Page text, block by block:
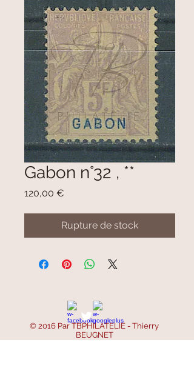
Gabon n°32 , **
120,00 €
Rupture de stock
© 2016 Par TBPHILATELIE - Thierry
BEUGNET